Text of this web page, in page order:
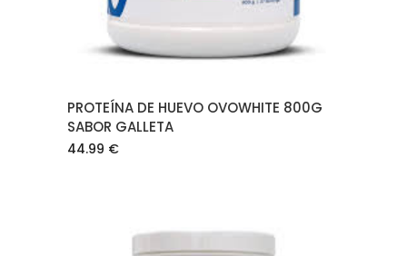
PROTEÍNA DE HUEVO OVOWHITE 800G
SABOR GALLETA
44.99 €